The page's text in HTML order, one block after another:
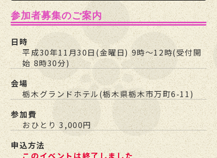
参加者募集のご案内
日時
平成30年11月30日(金曜日) 9時～12時(受付開
始 8時30分)
会場
栃木グランドホテル(栃木県栃木市万町6-11)
参加費
おひとり 3,000円
申込方法
このイベントは終了しました